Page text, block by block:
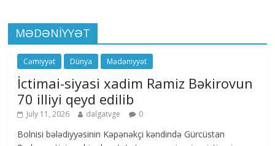
MƏDƏNİYYƏT
Cəmiyyət Dünya Mədəniyyət
İctimai-siyasi xadim Ramiz Bəkirovun
70 illiyi qeyd edilib
July 11, 2026 dalgatvge 0
Bolnisi bələdiyyəsinin Kəpənəkçi kəndində Gürcüstan